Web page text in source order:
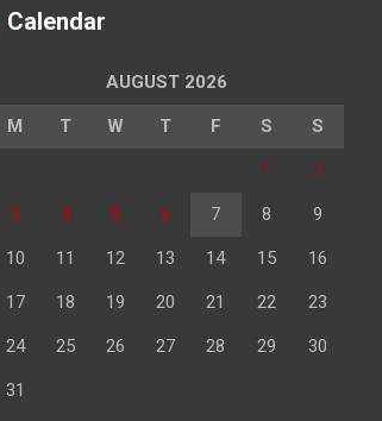
Calendar
AUGUST 2026
M T W T F S S
1 2
3 4 5 6 7 8 9
10 11 12 13 14 15 16
17 18 19 20 21 22 23
24 25 26 27 28 29 30
31